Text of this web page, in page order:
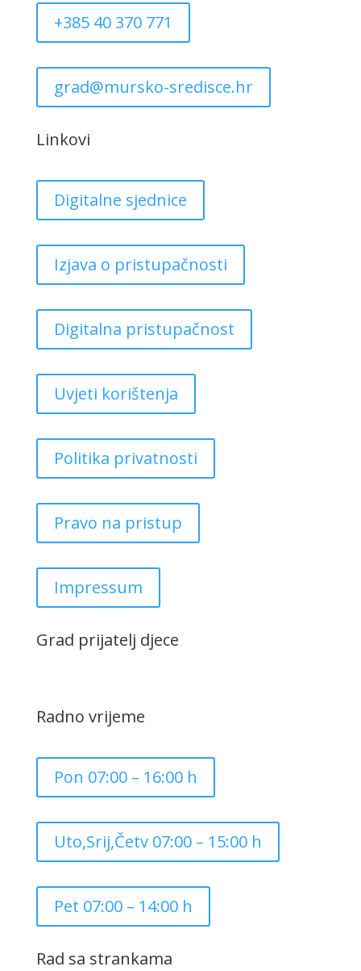
+385 40 370 771
grad@mursko-sredisce.hr
Linkovi
Digitalne sjednice
Izjava o pristupačnosti
Digitalna pristupačnost
Uvjeti korištenja
Politika privatnosti
Pravo na pristup
Impressum
Grad prijatelj djece
Radno vrijeme
Pon 07:00 – 16:00 h
Uto,Srij,Četv 07:00 – 15:00 h
Pet 07:00 – 14:00 h
Rad sa strankama